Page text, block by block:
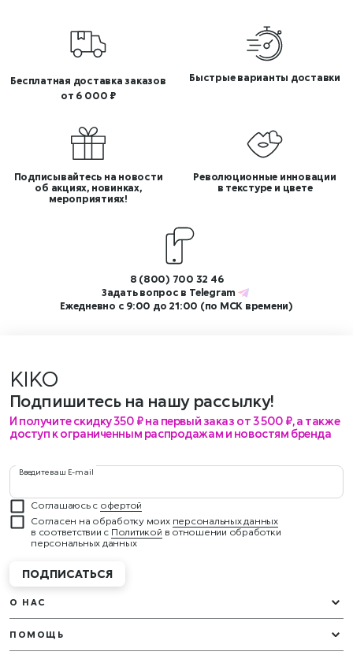
Бесплатная доставка заказов
от 6 000 ₽
Быстрые варианты доставки
Подписывайтесь на новости
об акциях, новинках,
мероприятиях!
Революционные инновации
в текстуре и цвете
8 (800) 700 32 46
Задать вопрос в Telegram
Ежедневно с 9:00 до 21:00 (по МСК времени)
KIKO
Подпишитесь на нашу рассылку!
И получите скидку 350 ₽ на первый заказ от 3 500 ₽, а также
доступ к ограниченным распродажам и новостям бренда
Введите ваш E-mail
Соглашаюсь с офертой
Согласен на обработку моих персональных данных
в соответствии с Политикой в отношении обработки
персональных данных
ПОДПИСАТЬСЯ
О НАС
ПОМОЩЬ